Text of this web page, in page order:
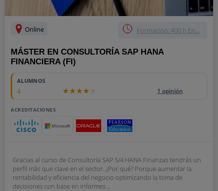
Online Formación: 400 h En...
MÁSTER EN CONSULTORÍA SAP HANA
FINANCIERA (FI)
ALUMNOS
4 1 opinión
ACREDITACIONES
Gracias al curso de Consultoría SAP S/4 HANA Finanzas tendrás un
perfil más que clave en el sector. ¿Por qué? Porque aumentar la
rentabilidad y eficiencia del negocio optimizando la toma de
decisiones con base en informes...